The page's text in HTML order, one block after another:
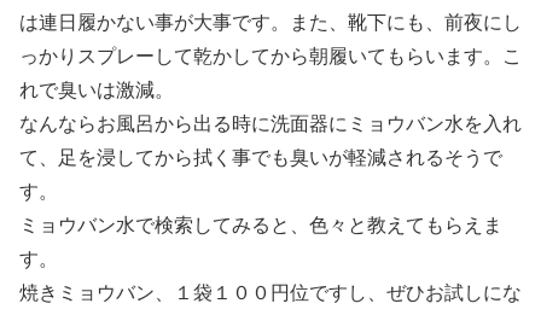
は連日履かない事が大事です。また、靴下にも、前夜にし
っかりスプレーして乾かしてから朝履いてもらいます。こ
れで臭いは激減。
なんならお風呂から出る時に洗面器にミョウバン水を入れ
て、足を浸してから拭く事でも臭いが軽減されるそうで
す。
ミョウバン水で検索してみると、色々と教えてもらえま
す。
焼きミョウバン、１袋１００円位ですし、ぜひお試しにな